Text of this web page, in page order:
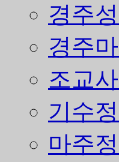
경주
경주
조교
기수
마주